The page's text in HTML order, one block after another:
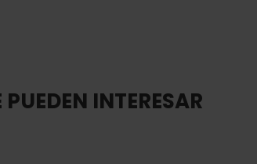
INTERESAR